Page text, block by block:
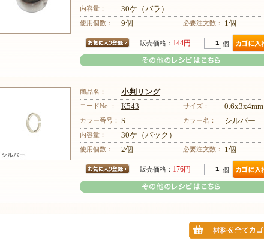
その他のレシピはこちら
内容量： 30ケ（バラ）
使用個数： 9個 必要注文数： 1個
販売価格： 144円 個
その他のレシピはこちら
商品名： 小判リング
コードNo.： K543 サイズ： 0.6x3x4mm
カラー番号： S カラー名： シルバー
内容量： 30ケ（パック）
使用個数： 2個 必要注文数： 1個
販売価格： 176円 個